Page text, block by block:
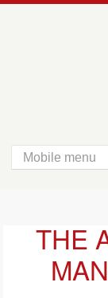
THE